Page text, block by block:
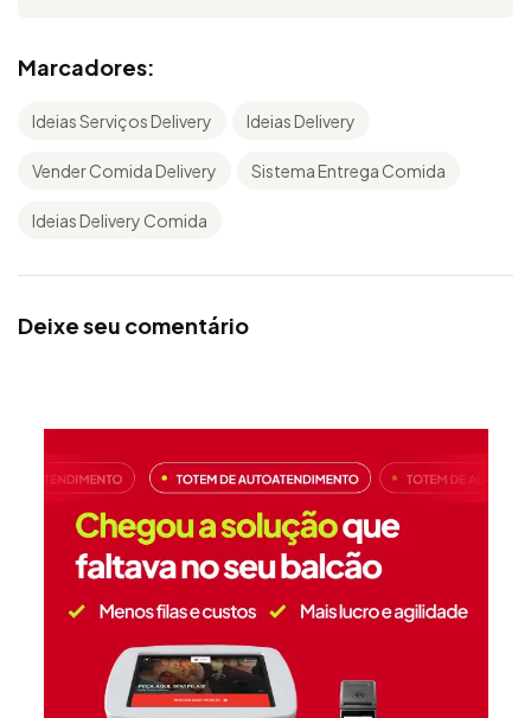
Marcadores:
Ideias Serviços Delivery Ideias Delivery
Vender Comida Delivery Sistema Entrega Comida
Ideias Delivery Comida
Deixe seu comentário